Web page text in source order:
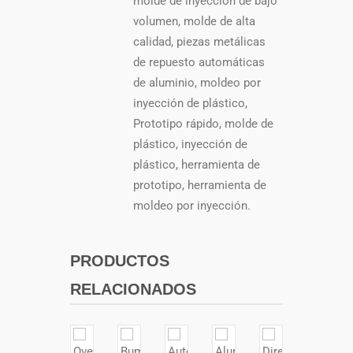
volumen, molde de alta
calidad, piezas metálicas
de repuesto automáticas
de aluminio, moldeo por
inyección de plástico,
Prototipo rápido, molde de
plástico, inyección de
plástico, herramienta de
prototipo, herramienta de
moldeo por inyección.
PRODUCTOS
RELACIONADOS